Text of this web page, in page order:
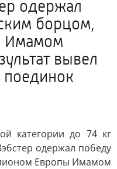
одержал
борцом,
Имамом
вывел
поединок
категории до 74 кг
одержал победу
Европы Имамом